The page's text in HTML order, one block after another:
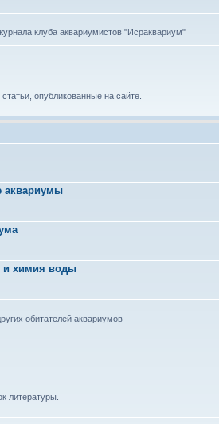
клуба аквариумистов "Исраквариум"
опубликованные на сайте.
аквариумы
и химия воды
обитателей аквариумов
литературы.